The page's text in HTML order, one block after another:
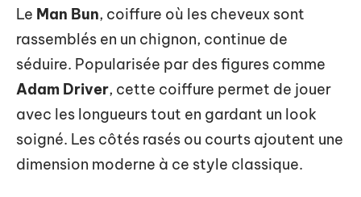
Le Man Bun, coiffure où les cheveux sont
rassemblés en un chignon, continue de
séduire. Popularisée par des figures comme
Adam Driver, cette coiffure permet de jouer
avec les longueurs tout en gardant un look
soigné. Les côtés rasés ou courts ajoutent une
dimension moderne à ce style classique.